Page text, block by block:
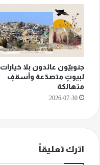
جنوبيّون عائدون بلا خيارات
لبيوتٍ متصدّعة وأسقفٍ
متهالكة
2026-07-30
اترك تعليقاً